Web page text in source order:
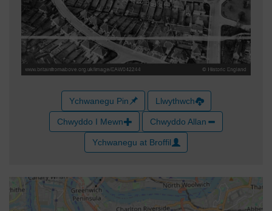
Ychwanegu Pin Llwythwch
Chwyddo I Mewn Chwyddo Allan
Ychwanegu at Broffil